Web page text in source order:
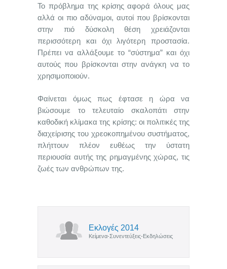
Το πρόβλημα της κρίσης αφορά όλους μας
αλλά οι πιο αδύναμοι, αυτοί που βρίσκονται
στην πιό δύσκολη θέση χρειάζονται
περισσότερη και όχι λιγότερη προστασία.
Πρέπει να αλλάξουμε το “σύστημα” και όχι
αυτούς που βρίσκονται στην ανάγκη να το
χρησιμοποιούν.
Φαίνεται όμως πως έφτασε η ώρα να
βιώσουμε το τελευταίο σκαλοπάτι στην
καθοδική κλίμακα της κρίσης: οι πολιτικές της
διαχείρισης του χρεοκοπημένου συστήματος,
πλήττουν πλέον ευθέως την ύστατη
περιουσία αυτής της ρημαγμένης χώρας, τις
ζωές των ανθρώπων της.
Εκλογές 2014
Κείμενα-Συνεντεύξεις-Εκδηλώσεις